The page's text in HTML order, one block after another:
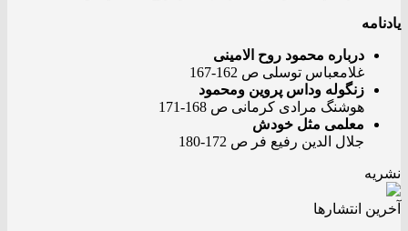
یادنامه
درباره محمود روح الامینی
غلامعباس توسلی ص 162-167
زنگوله وداس پروین ومحمود
هوشنگ مرادی کرمانی ص 168-171
معلمی مثل خودش
جلال الدین رفیع فر ص 172-180
نشریه
آخرین انتشار‌ها